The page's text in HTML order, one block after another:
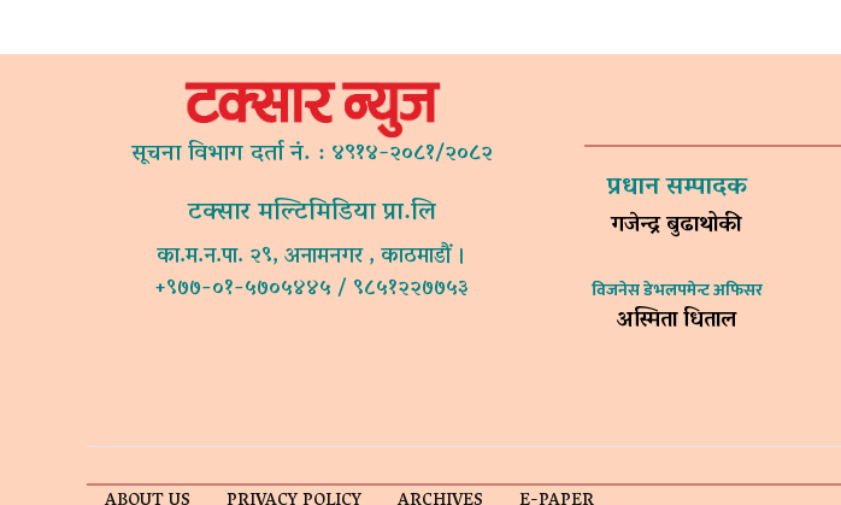
सूचना विभाग दर्ता नं. : ४९१४-२०८१/२०८२
टक्सार मल्टिमिडिया प्रा.लि
का.म.न.पा. २९, अनामनगर , काठमाडौं ।
+९७७-०१-५७०५४४५ / ९८५१२२७७५३
प्रधान सम्पादक
गजेन्द्र बुढाथोकी
विजनेस डेभलपमेन्ट अफिसर
अस्मिता धिताल